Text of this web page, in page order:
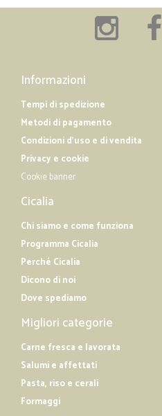
Informazioni
Tempi di spedizione
Metodi di pagamento
Condizioni d'uso e di vendita
Privacy e cookie
Cookie banner
Cicalia
Chi siamo e come funziona
Programma Cicalia
Perché Cicalia
Dicono di noi
Dove spediamo
Migliori categorie
Carne fresca e lavorata
Salumi e affettati
Pasta, riso e cerali
Formaggi